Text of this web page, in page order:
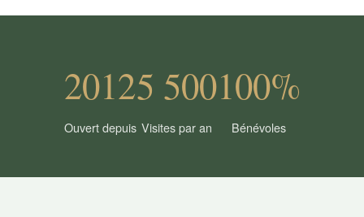
2012
Ouvert depuis
5 500
Visites par an
100%
Bénévoles